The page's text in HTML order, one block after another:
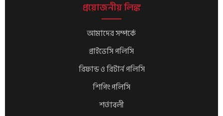
প্রয়োজনীয় লিঙ্ক
আমাদের সম্পর্কে
প্রাইভেসি পলিসি
রিফান্ড ও রিটার্ন পলিসি
শিপিং পলিসি
শর্তাবলী